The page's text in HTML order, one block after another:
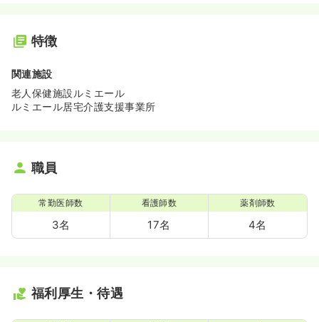
特徴
関連施設
老人保健施設ルミエール
ルミエール居宅介護支援事業所
職員
常勤医師数
3名
看護師数
17名
薬剤師数
4名
福利厚生・待遇